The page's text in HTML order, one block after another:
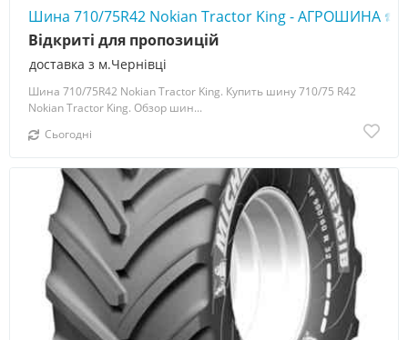
Шина 710/75R42 Nokian Tractor King - АГРОШИНА ☎️
доставка з м.Чернівці
Відкриті для пропозицій
Шина 710/75R42 Nokian Tractor King. Купить шину 710/75 R42
Nokian Tractor King. Обзор шин...
Сьогодні